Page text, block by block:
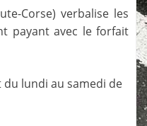
Corse) verbalise les
payant avec le forfait
lundi au samedi de